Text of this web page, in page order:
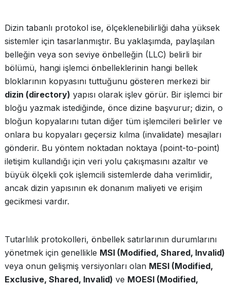
Dizin tabanlı protokol ise, ölçeklenebilirliği daha yüksek
sistemler için tasarlanmıştır. Bu yaklaşımda, paylaşılan
belleğin veya son seviye önbelleğin (LLC) belirli bir
bölümü, hangi işlemci önbelleklerinin hangi bellek
bloklarının kopyasını tuttuğunu gösteren merkezi bir
dizin (directory) yapısı olarak işlev görür. Bir işlemci bir
bloğu yazmak istediğinde, önce dizine başvurur; dizin, o
bloğun kopyalarını tutan diğer tüm işlemcileri belirler ve
onlara bu kopyaları geçersiz kılma (invalidate) mesajları
gönderir. Bu yöntem noktadan noktaya (point-to-point)
iletişim kullandığı için veri yolu çakışmasını azaltır ve
büyük ölçekli çok işlemcili sistemlerde daha verimlidir,
ancak dizin yapısının ek donanım maliyeti ve erişim
gecikmesi vardır.
Tutarlılık protokolleri, önbellek satırlarının durumlarını
yönetmek için genellikle MSI (Modified, Shared, Invalid)
veya onun gelişmiş versiyonları olan MESI (Modified,
Exclusive, Shared, Invalid) ve MOESI (Modified,